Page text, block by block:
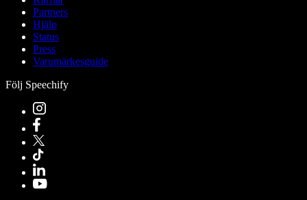
Partners
Hjälp
Status
Press
Varumärkesguide
Följ Speechify